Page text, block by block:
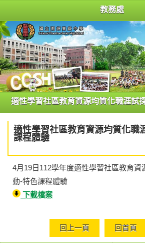
教務處
適性學習社區教育資源均質化職涯試
適性學習社區教育資源均質化職
課程體驗
4月19日112學年度適性學習社區教育資
動-特色課程體驗
下載檔案
回上一頁 回首頁